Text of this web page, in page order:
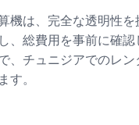
機は、完全な透明性を
、総費用を事前に確認
、チュニジアでのレ
す。